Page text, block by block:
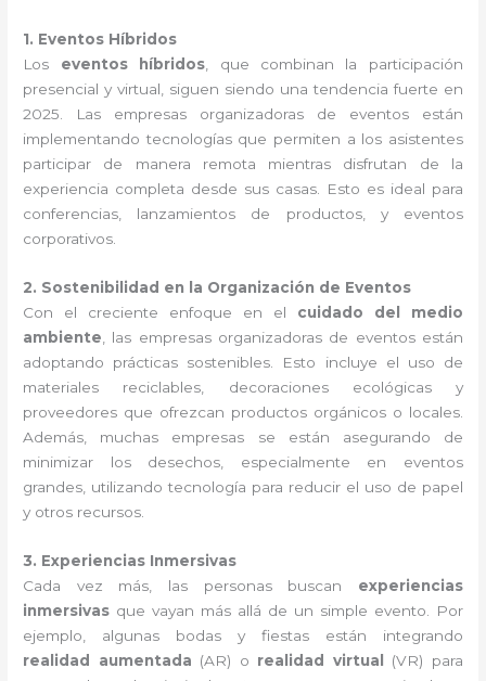
1. Eventos Híbridos
Los eventos híbridos , que combinan la participación
presencial y virtual, siguen siendo una tendencia fuerte en
2025. Las empresas organizadoras de eventos están
implementando tecnologías que permiten a los asistentes
participar de manera remota mientras disfrutan de la
experiencia completa desde sus casas. Esto es ideal para
conferencias, lanzamientos de productos, y eventos
corporativos.
2. Sostenibilidad en la Organización de Eventos
Con el creciente enfoque en el cuidado del medio
ambiente , las empresas organizadoras de eventos están
adoptando prácticas sostenibles. Esto incluye el uso de
materiales reciclables, decoraciones ecológicas y
proveedores que ofrezcan productos orgánicos o locales.
Además, muchas empresas se están asegurando de
minimizar los desechos, especialmente en eventos
grandes, utilizando tecnología para reducir el uso de papel
y otros recursos.
3. Experiencias Inmersivas
Cada vez más, las personas buscan experiencias
inmersivas que vayan más allá de un simple evento. Por
ejemplo, algunas bodas y fiestas están integrando
realidad aumentada (AR) o realidad virtual (VR) para